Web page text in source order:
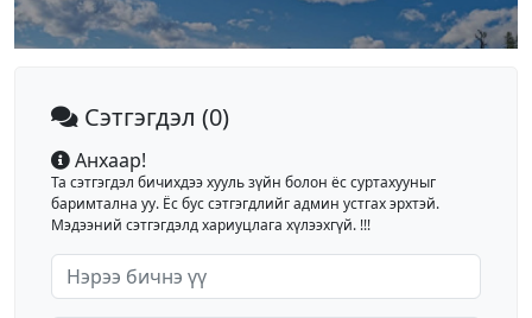
Сэтгэгдэл (0)
Анхаар!
Та сэтгэгдэл бичихдээ хууль зүйн болон ёс суртахууныг
баримтална уу. Ёс бус сэтгэгдлийг админ устгах эрхтэй.
Мэдээний сэтгэгдэлд хариуцлага хүлээхгүй. !!!